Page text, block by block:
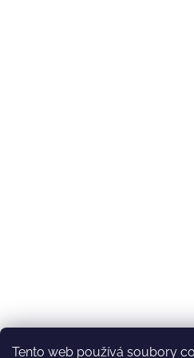
Tento web používá soubory